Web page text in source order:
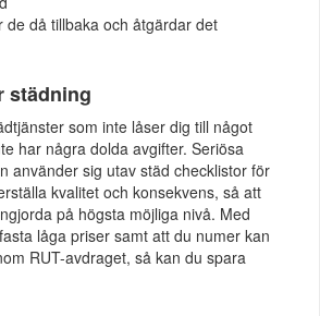
de då tillbaka och åtgärdar det
städning
som inte låser dig till något
har några dolda avgifter. Seriösa
använder sig utav städ checklistor för
kvalitet och konsekvens, så att
på högsta möjliga nivå. Med
låga priser samt att du numer kan
RUT-avdraget, så kan du spara